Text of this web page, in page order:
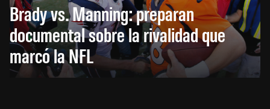
Brady vs. Manning: preparan
documental sobre la rivalidad que
marcó la NFL